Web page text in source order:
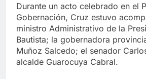
Durante un acto celebrado en el
Gobernación, Cruz estuvo
ministro Administrativo de la
Bautista; la gobernadora
Muñoz Salcedo; el senador
alcalde Guarocuya Cabral.